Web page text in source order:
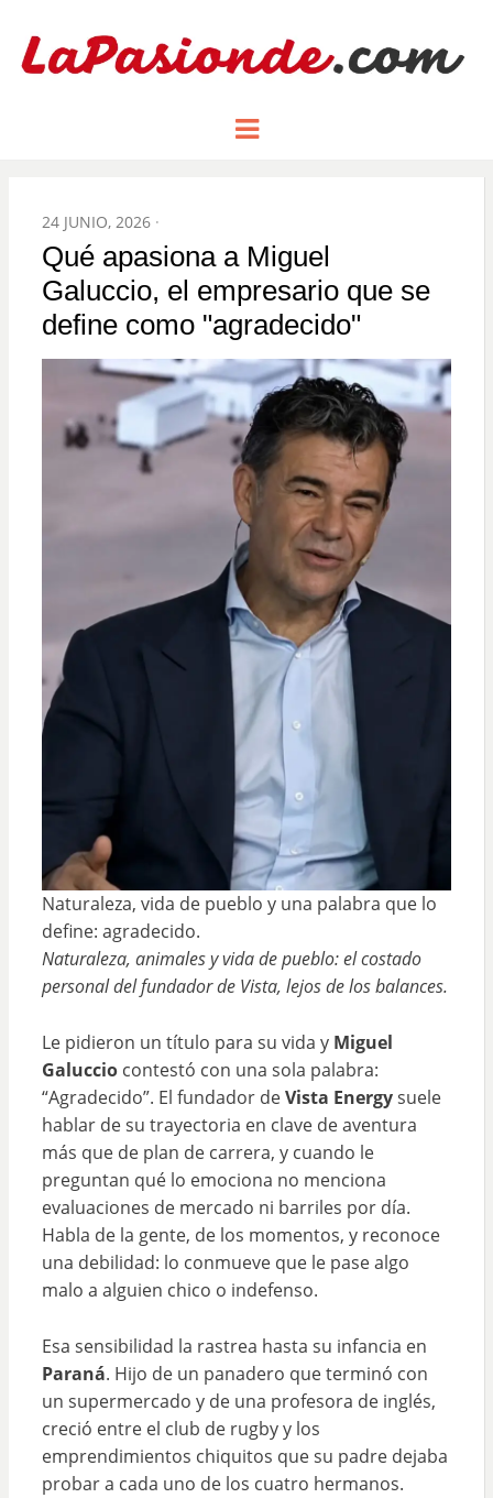
LA PASIÓN
pasión de figuras y personajes
Menu
POSTED
ON
24 JUNIO, 2026
Qué apasiona a Miguel
Galuccio, el empresario que se
define como "agradecido"
Naturaleza, vida de pueblo y una palabra que lo
define: agradecido.
Naturaleza, animales y vida de pueblo: el costado
personal del fundador de Vista, lejos de los balances.
Le pidieron un título para su vida y Miguel
Galucciocontestó con una sola palabra:
“Agradecido”. El fundador deVista Energysuele
hablar de su trayectoria en clave de aventura
más que de plan de carrera, y cuando le
preguntan qué lo emociona no menciona
evaluaciones de mercado ni barriles por día.
Habla de la gente, de los momentos, y reconoce
una debilidad: lo conmueve que le pase algo
malo a alguien chico o indefenso.
Esa sensibilidad la rastrea hasta su infancia en
Paraná. Hijo de un panadero que terminó con
un supermercado y de una profesora de inglés,
creció entre el club de rugby y los
emprendimientos chiquitos que su padre dejaba
probar a cada uno de los cuatro hermanos.